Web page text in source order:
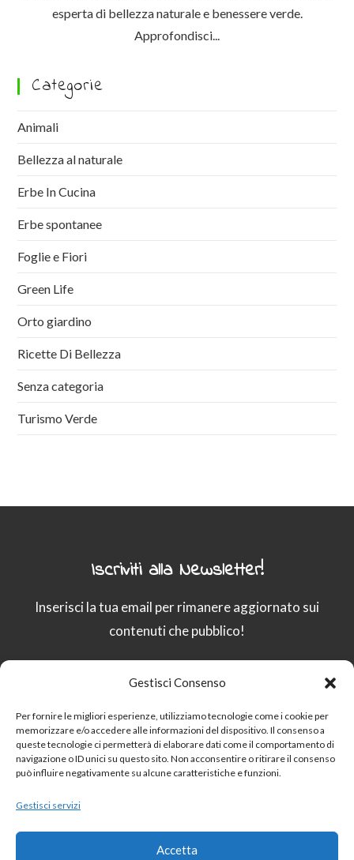
Gestisci Consenso
Per fornire le migliori esperienze, utilizziamo tecnologie come i cookie per
memorizzare e/o accedere alle informazioni del dispositivo. Il consenso a
queste tecnologie ci permetterà di elaborare dati come il comportamento di
navigazione o ID unici su questo sito. Non acconsentire o ritirare il consenso
può influire negativamente su alcune caratteristiche e funzioni.
Gestisci servizi
Accetta
esperta di bellezza naturale e benessere verde.
Approfondisci...
Categorie
Animali
Bellezza al naturale
Erbe In Cucina
Erbe spontanee
Foglie e Fiori
Green Life
Orto giardino
Ricette Di Bellezza
Senza categoria
Turismo Verde
Iscriviti alla Newsletter!
Inserisci la tua email per rimanere aggiornato sui
contenuti che pubblico!
Procedendo accetti la privacy policy
reCAPTCHA: